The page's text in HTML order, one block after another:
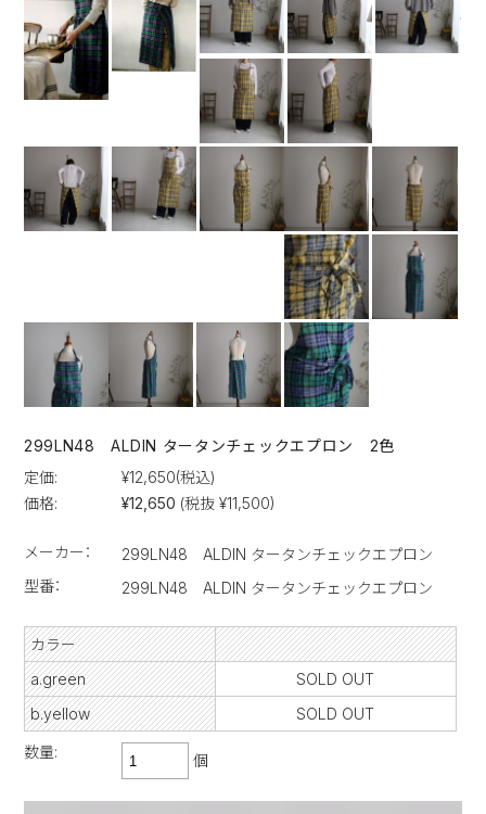
299LN48 ALDIN タータンチェックエプロン 2色
定価:
¥12,650(税込)
価格:
¥12,650 (税抜 ¥11,500)
メーカー：
299LN48 ALDIN タータンチェックエプロン
型番：
299LN48 ALDIN タータンチェックエプロン
カラー
a.green
SOLD OUT
b.yellow
SOLD OUT
数量: 個